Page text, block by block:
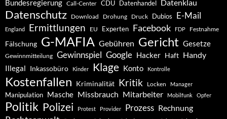
Bundesregierung Call-Center CDU Datenhandel Datenklau
Datenschutz Download Drohung Druck Dubios E-Mail
England Ermittlungen EU Experten Facebook FDP Festnahme
Fälschung G-MAFIA Gebühren Gericht Gesetze
Gewinnmitteilung Gewinnspiel Google Hacker Haft Handy
Illegal Inkassobüro Kinder Klage Konto Kontrolle
Kostenfallen Kriminalität Kritik Locken Manager
Manipulation Masche Missbrauch Mitarbeiter Mobilfunk Opfer
Politik Polizei Protest Provider Prozess Rechnung